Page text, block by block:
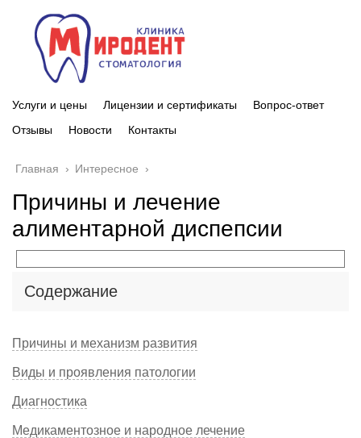
Услуги и цены Лицензии и сертификаты
Вопрос-ответ
Отзывы
Новости Контакты
Главная › Интересное ›
Причины и лечение
алиментарной диспепсии
Содержание
Причины и механизм развития
Виды и проявления патологии
Диагностика
Медикаментозное и народное лечение